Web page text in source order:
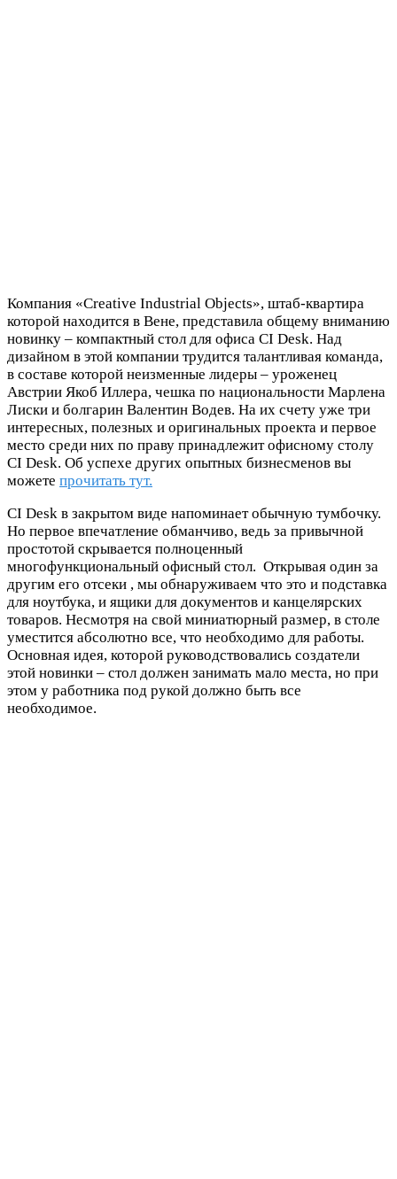
Компания «Creative Industrial Objects», штаб-квартира
которой находится в Вене, представила общему вниманию
новинку – компактный стол для офиса CI Desk. Над
дизайном в этой компании трудится талантливая команда,
в составе которой неизменные лидеры – уроженец
Австрии Якоб Иллера, чешка по национальности Марлена
Лиски и болгарин Валентин Водев. На их счету уже три
интересных, полезных и оригинальных проекта и первое
место среди них по праву принадлежит офисному столу
CI Desk. Об успехе других опытных бизнесменов вы
можете прочитать тут.
СI Desk в закрытом виде напоминает обычную тумбочку.
Но первое впечатление обманчиво, ведь за привычной
простотой скрывается полноценный
многофункциональный офисный стол. Открывая один за
другим его отсеки , мы обнаруживаем что это и подставка
для ноутбука, и ящики для документов и канцелярских
товаров. Несмотря на свой миниатюрный размер, в столе
уместится абсолютно все, что необходимо для работы.
Основная идея, которой руководствовались создатели
этой новинки – стол должен занимать мало места, но при
этом у работника под рукой должно быть все
необходимое.